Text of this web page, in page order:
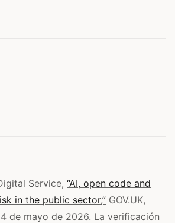
Service, “AI, open code and
in the public sector,” GOV.UK,
de mayo de 2026. La verificación